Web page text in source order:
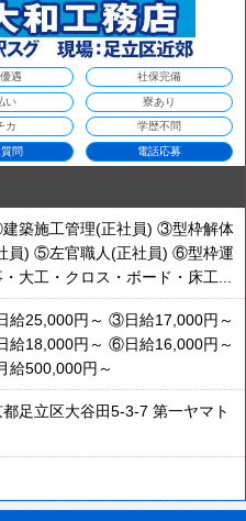
遇 社保完備
い 寮あり
カ 学歴不問
問 電話応募
築施工管理(正社員) ③型枠解体
員) ⑤左官職人(正社員) ⑥型枠運
大工・クロス・ボード・床工...
25,000円～ ③日給17,000円～
18,000円～ ⑥日給16,000円～
500,000円～
区大谷田5-3-7 第一ヤマト